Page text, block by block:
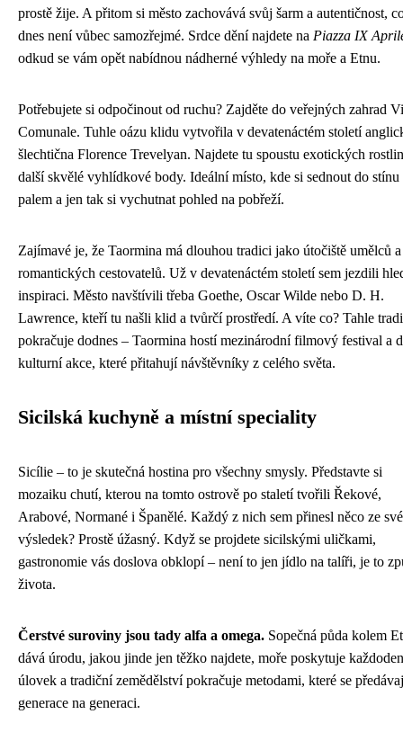
prostě žije. A přitom si město zachovává svůj šarm a autentičnost,
dnes není vůbec samozřejmé. Srdce dění najdete na Piazza IX
odkud se vám opět nabídnou nádherné výhledy na moře a Etnu.
Potřebujete si odpočinout od ruchu? Zajděte do veřejných zahrad
Comunale. Tuhle oázu klidu vytvořila v devatenáctém století
šlechtična Florence Trevelyan. Najdete tu spoustu exotických
další skvělé vyhlídkové body. Ideální místo, kde si sednout do stínu
palem a jen tak si vychutnat pohled na pobřeží.
Zajímavé je, že Taormina má dlouhou tradici jako útočiště umělců a
romantických cestovatelů. Už v devatenáctém století sem jezdili
inspiraci. Město navštívili třeba Goethe, Oscar Wilde nebo D. H.
Lawrence, kteří tu našli klid a tvůrčí prostředí. A víte co? Tahle
pokračuje dodnes – Taormina hostí mezinárodní filmový festival a
kulturní akce, které přitahují návštěvníky z celého světa.
Sicilská kuchyně a místní speciality
Sicílie – to je skutečná hostina pro všechny smysly. Představte si
mozaiku chutí, kterou na tomto ostrově po staletí tvořili Řekové,
Arabové, Normané i Španělé. Každý z nich sem přinesl něco ze
výsledek? Prostě úžasný. Když se projdete sicilskými uličkami,
gastronomie vás doslova obklopí – není to jen jídlo na talíři, je to
života.
Čerstvé suroviny jsou tady alfa a omega. Sopečná půda kolem
dává úrodu, jakou jinde jen těžko najdete, moře poskytuje
úlovek a tradiční zemědělství pokračuje metodami, které se
generace na generaci.